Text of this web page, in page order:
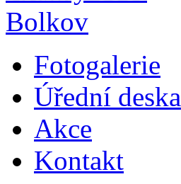
Fotogalerie
Úřední deska
Akce
Kontakt